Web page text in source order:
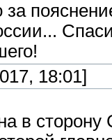
18:01]
в